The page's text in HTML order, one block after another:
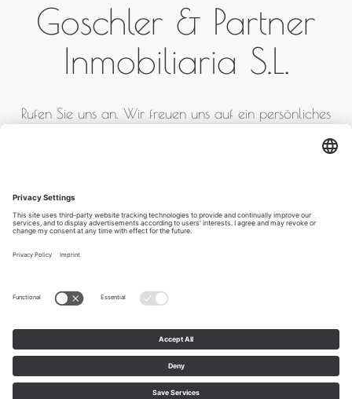
Goschler & Partner
Inmobiliaria S.L.
Rufen Sie uns an. Wir freuen uns auf ein persönliches
Impressum AGB
Copyright 2026 bei Goschler & Partner Inmobiliaria S.L. - Alle